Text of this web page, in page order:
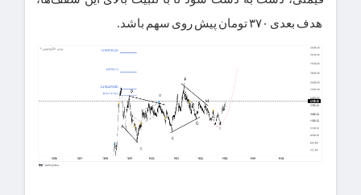
هدف بعدی ۳۷۰ تومان پیش روی سهم باشد.